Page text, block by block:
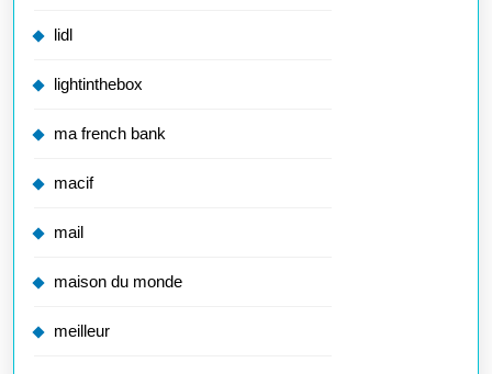
lidl
lightinthebox
ma french bank
macif
mail
maison du monde
meilleur